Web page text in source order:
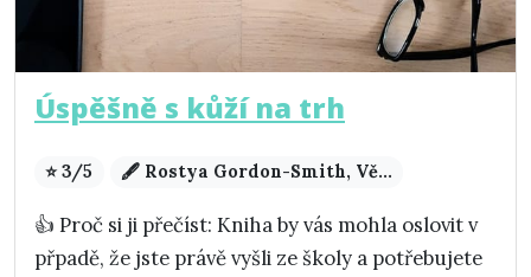
Úspěšně s kůží na trh
⭐ 3/5 🖋️ Rostya Gordon-Smith, Vě...
👍 Proč si ji přečíst: Kniha by vás mohla oslovit v
přpadě, že jste právě vyšli ze školy a potřebujete